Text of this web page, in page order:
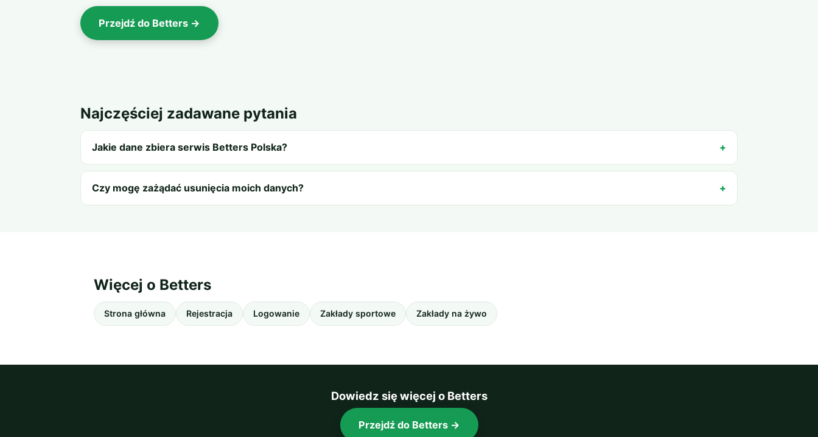
Przejdź do Betters →
Najczęściej zadawane pytania
Jakie dane zbiera serwis Betters Polska?
Czy mogę zażądać usunięcia moich danych?
Więcej o Betters
Strona główna Rejestracja Logowanie Zakłady sportowe Zakłady na żywo
Dowiedz się więcej o Betters
Przejdź do Betters →